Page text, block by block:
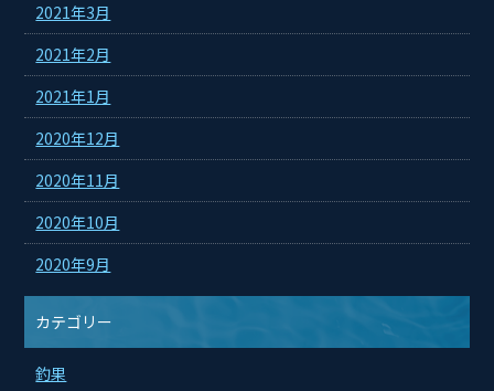
2021年3月
2021年2月
2021年1月
2020年12月
2020年11月
2020年10月
2020年9月
カテゴリー
釣果